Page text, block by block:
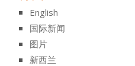
English
国际新闻
图片
新西兰